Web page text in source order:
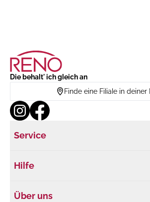
Die behalt' ich gleich an
Finde eine Filiale in deiner
Service
Hilfe
Über uns